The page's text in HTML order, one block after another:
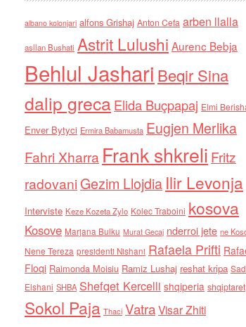
albano kolonjari alfons Grishaj Anton Cefa arben llalla
asllan Bushati Astrit Lulushi Aurenc Bebja
Behlul Jashari Beqir Sina
dalip grecaElida Buçpapaj Elmi
Enver Bytyci Ermira Babamusta Eugjen Merlika
Fahri Xharra Frank shkreli Fritz
radovaniGezim Llojdia Ilir Levonja
Interviste Keze Kozeta Zylo Kolec Traboini kosova
Kosove Marjana Bulku Murat Gecaj nderroi jete ne
Nene Tereza presidenti Nishani Rafaela Prifti
Floqi Raimonda Moisiu Ramiz Lushaj reshat kripa
Elshani SHBA Shefqet Kercelli shqiperia shqiptaret
Sokol Paja Thaci VatraVisar Zhiti